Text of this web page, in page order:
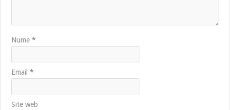
Nume*
Email*
Site web